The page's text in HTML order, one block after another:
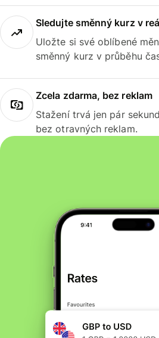
Sledujte směnný kurz v
Uložte si své oblíbené
směnný kurz v průběhu
Zcela zdarma, bez reklam
Stažení trvá jen pár
bez otravných reklam.